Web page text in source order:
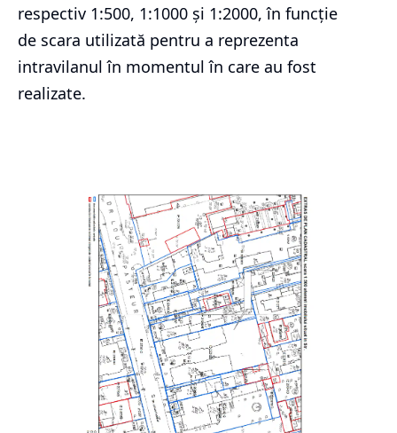
respectiv 1:500, 1:1000 și 1:2000, în funcție
de scara utilizată pentru a reprezenta
intravilanul în momentul în care au fost
realizate.